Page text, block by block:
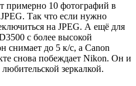
примерно 10 фотографий в
Так что если нужно
на JPEG. А ещё для
с более высокой
снимает до 5 к/с, а Canon
снова побеждает Nikon. Он и
зеркалкой.